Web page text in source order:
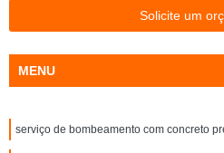
Solicite um
MENU
serviço de bombeamento com concreto